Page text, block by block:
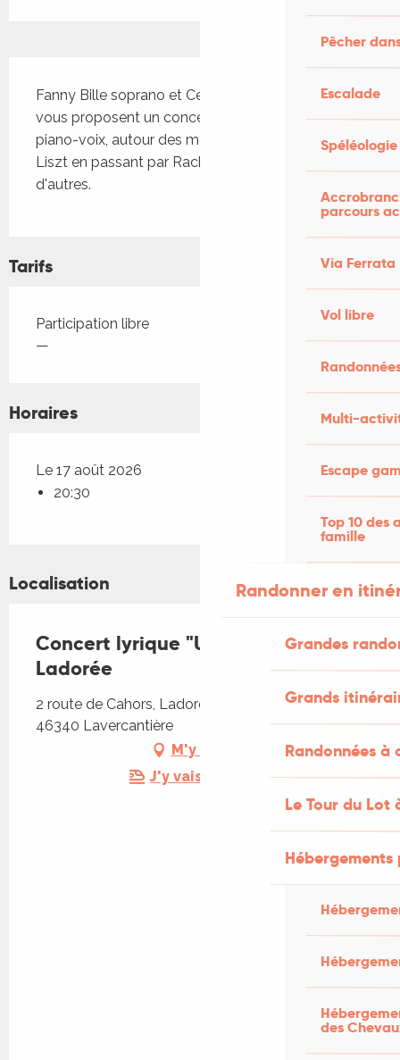
Pêcher
Escalade
Spéléologie
parcours
Via Ferrata
Vol libre
Multi-
Escape
Top 10 des
famille
Randonner en
Grandes
Grands
Randonnées
Le Tour du Lot
des
Fanny Bille soprano et Céline Gimbert au piano
vous proposent un concert de musique classique,
piano-voix, autour des mélodies de Mozart à
Liszt en passant par Rachmaninov et bien
d'autres.
Tarifs
Tarifs 2026
Participation libre
—
Horaires
Le 17 août 2026
20:30
Localisation
Concert lyrique "Un soir d'été" à
Ladorée
2 route de Cahors, Ladorée, 2 route de Cahors,
46340 Lavercantière
M'y rendre
J'y vais en train !